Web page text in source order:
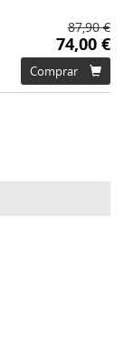
87,90 €
74,00 €
Comprar